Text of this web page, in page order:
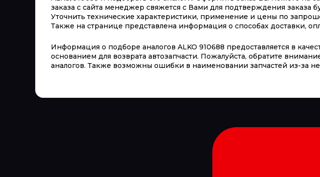
заказа с сайта менеджер свяжется с Вами для подтверждения заказа
Уточнить технические характеристики, применение и цены по
Также на странице представлена информация о способах доставки,
Информация о подборе аналогов ALKO 910688 предоставляется в
основанием для возврата автозапчасти. Пожалуйста, обратите
аналогов. Также возможны ошибки в наименовании запчастей из-за